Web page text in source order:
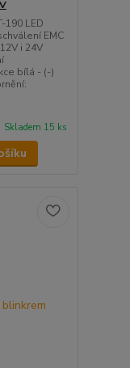
190 LED
EMC
i 24V
bílá - (-)
Skladem 15 ks